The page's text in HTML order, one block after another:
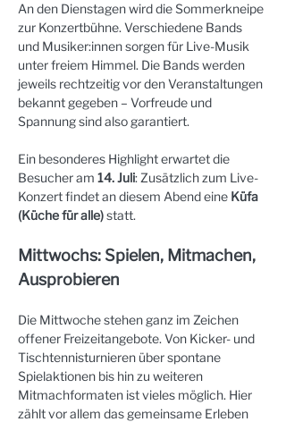
An den Dienstagen wird die Sommerkneipe
zur Konzertbühne. Verschiedene Bands
und Musiker:innen sorgen für Live-Musik
unter freiem Himmel. Die Bands werden
jeweils rechtzeitig vor den Veranstaltungen
bekannt gegeben – Vorfreude und
Spannung sind also garantiert.
Ein besonderes Highlight erwartet die
Besucher am 14. Juli: Zusätzlich zum Live-
Konzert findet an diesem Abend eine Küfa
(Küche für alle) statt.
Mittwochs: Spielen, Mitmachen,
Ausprobieren
Die Mittwoche stehen ganz im Zeichen
offener Freizeitangebote. Von Kicker- und
Tischtennisturnieren über spontane
Spielaktionen bis hin zu weiteren
Mitmachformaten ist vieles möglich. Hier
zählt vor allem das gemeinsame Erleben